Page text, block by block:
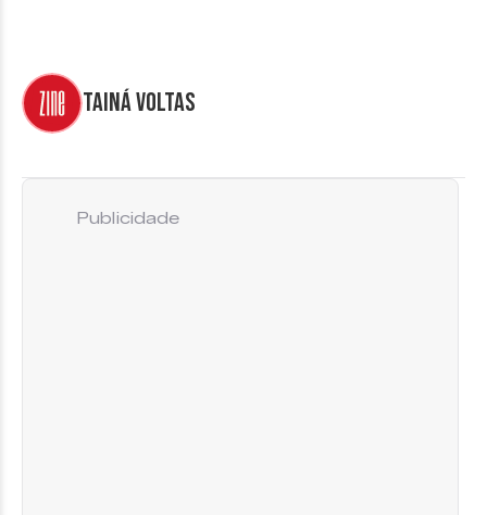
Tainá Voltas
Publicidade